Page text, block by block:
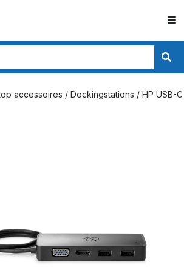
accessoires / Dockingstations / HP USB-C